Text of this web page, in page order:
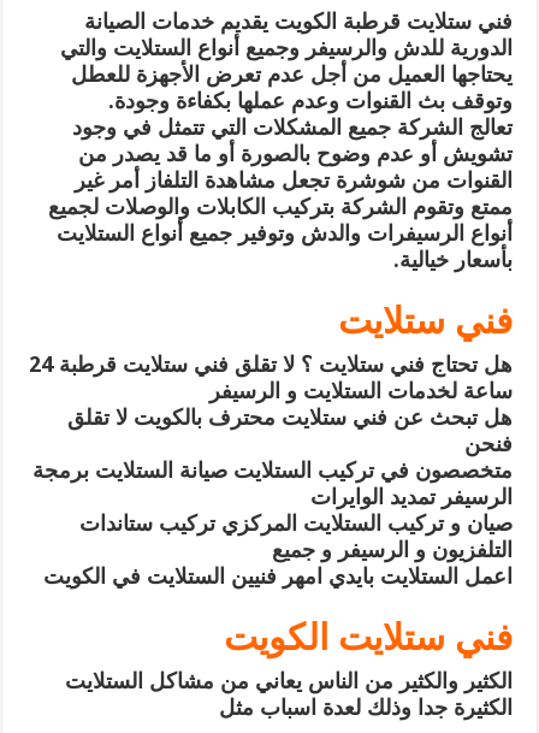
فني ستلايت قرطبة الكويت يقديم خدمات الصيانة
الدورية للدش والرسيفر وجميع أنواع الستلايت والتي
يحتاجها العميل من أجل عدم تعرض الأجهزة للعطل
وتوقف بث القنوات وعدم عملها بكفاءة وجودة.
تعالج الشركة جميع المشكلات التي تتمثل في وجود
تشويش أو عدم وضوح بالصورة أو ما قد يصدر من
القنوات من شوشرة تجعل مشاهدة التلفاز أمر غير
ممتع وتقوم الشركة بتركيب الكابلات والوصلات لجميع
أنواع الرسيفرات والدش وتوفير جميع أنواع الستلايت
بأسعار خيالية.
فني ستلايت
هل تحتاج فني ستلايت ؟ لا تقلق فني ستلايت قرطبة 24
ساعة لخدمات الستلايت و الرسيفر
هل تبحث عن فني ستلايت محترف بالكويت لا تقلق
فنحن
متخصصون في تركيب الستلايت صيانة الستلايت برمجة
الرسيفر تمديد الوايرات
صيان و تركيب الستلايت المركزي تركيب ستاندات
التلفزيون و الرسيفر و جميع
اعمل الستلايت بايدي امهر فنيين الستلايت في الكويت
فني ستلايت الكويت
الكثير والكثير من الناس يعاني من مشاكل الستلايت
الكثيرة جدا وذلك لعدة اسباب مثل